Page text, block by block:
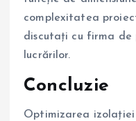
complexitatea
discutați cu firma
lucrărilor.
Concluzie
Optimizarea